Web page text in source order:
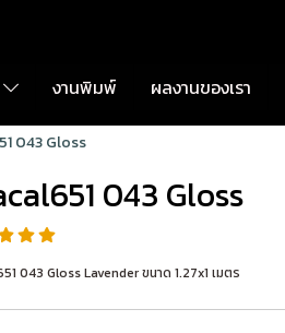
งานพิมพ์ ผลงานของเรา
043 Gloss
043 Gloss
043 Gloss Lavender ขนาด 1.27x1 เมตร